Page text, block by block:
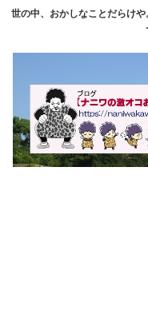
世の中、おかしなことだらけ